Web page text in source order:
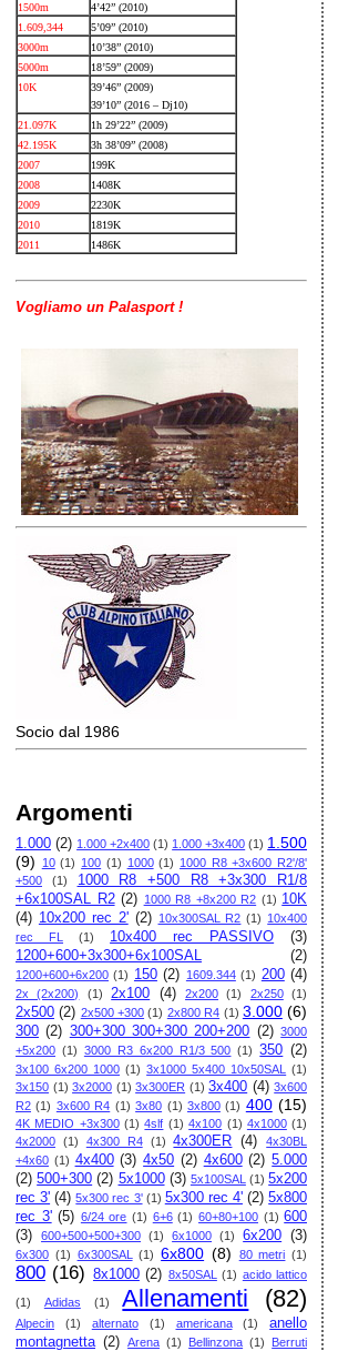
1500m
4’42” (2010)
1.609,344
5’09” (2010)
3000m
10’38” (2010)
5000m
18’59” (2009)
10K
39’46” (2009)
39’10” (2016 – Dj10)
21.097K
1h 29’22” (2009)
42.195K
3h 38’09” (2008)
2007
199K
2008
1408K
2009
2230K
2010
1819K
2011
1486K
Vogliamo un Palasport !
Socio dal 1986
Argomenti
1.000 (2) 1.000 +2x400 (1) 1.000 +3x400 (1) 1.500
(9)
10 (1) 100 (1) 1000 (1) 1000 R8 +3x600 R2'/8'
+500
(1)
1000 R8 +500 R8 +3x300 R1/8
+6x100SAL R2 (2) 1000 R8 +8x200 R2 (1) 10K
(4) 10x200 rec 2' (2) 10x300SAL R2 (1) 10x400
rec FL
(1) 10x400 rec PASSIVO
(3)
1200+600+3x300+6x100SAL
(2)
1200+600+6x200 (1) 150 (2) 1609.344 (1) 200 (4)
2x (2x200) (1) 2x100 (4) 2x200 (1) 2x250 (1)
2x500 (2) 2x500 +300 (1) 2x800 R4 (1) 3.000 (6)
300 (2) 300+300 300+300 200+200 (2) 3000
+5x200 (1) 3000 R3 6x200 R1/3 500 (1) 350 (2)
3x100 6x200 1000 (1) 3x1000 5x400 10x50SAL
(1)
3x150 (1) 3x2000 (1) 3x300ER (1) 3x400 (4) 3x600
R2 (1) 3x600 R4 (1) 3x80 (1) 3x800 (1) 400 (15)
4K MEDIO +3x300 (1) 4slf (1) 4x100 (1) 4x1000 (1)
4x2000 (1) 4x300 R4 (1) 4x300ER (4)
4x30BL
+4x60 (1) 4x400 (3) 4x50 (2) 4x600 (2) 5.000
(2) 500+300 (2) 5x1000 (3) 5x100SAL (1) 5x200
rec 3' (4) 5x300 rec 3' (1) 5x300 rec 4' (2) 5x800
rec 3' (5) 6/24 ore (1) 6+6 (1) 60+80+100 (1) 600
(3)
600+500+500+300 (1) 6x1000 (1) 6x200 (3)
6x300 (1) 6x300SAL (1) 6x800 (8) 80 metri (1)
800 (16) 8x1000 (2) 8x50SAL (1) acido lattico
(1) Adidas (1) Allenamenti (82)
Alpecin (1) alternato (1) americana (1)
anello
montagnetta (2) Arena (1) Bellinzona (1)
Berruti